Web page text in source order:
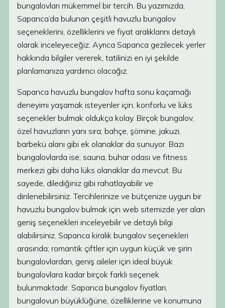
bungalovları mükemmel bir tercih. Bu yazımızda,
Sapanca’da bulunan çeşitli havuzlu bungalov
seçeneklerini, özelliklerini ve fiyat aralıklarını detaylı
olarak inceleyeceğiz. Ayrıca Sapanca gezilecek yerler
hakkında bilgiler vererek, tatilinizi en iyi şekilde
planlamanıza yardımcı olacağız.
Sapanca havuzlu bungalov hafta sonu kaçamağı
deneyimi yaşamak isteyenler için, konforlu ve lüks
seçenekler bulmak oldukça kolay. Birçok bungalov,
özel havuzların yanı sıra; bahçe, şömine, jakuzi,
barbekü alanı gibi ek olanaklar da sunuyor. Bazı
bungalovlarda ise; sauna, buhar odası ve fitness
merkezi gibi daha lüks olanaklar da mevcut. Bu
sayede, dilediğiniz gibi rahatlayabilir ve
dinlenebilirsiniz. Tercihlerinize ve bütçenize uygun bir
havuzlu bungalov bulmak için web sitemizde yer alan
geniş seçenekleri inceleyebilir ve detaylı bilgi
alabilirsiniz. Sapanca kiralık bungalov seçenekleri
arasında; romantik çiftler için uygun küçük ve şirin
bungalovlardan, geniş aileler için ideal büyük
bungalovlara kadar birçok farklı seçenek
bulunmaktadır. Sapanca bungalov fiyatları,
bungalovun büyüklüğüne, özelliklerine ve konumuna